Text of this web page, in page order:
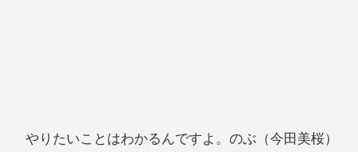
やりたいことはわかるんですよ。のぶ（今田美桜）